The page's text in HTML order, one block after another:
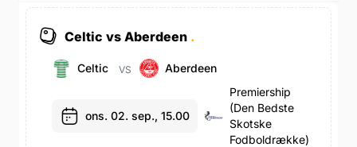
Celtic vs Aberdeen .
Celtic VS Aberdeen
ons. 02. sep., 15.00
Premiership
(den Bedste
Skotske
Fodboldrække)